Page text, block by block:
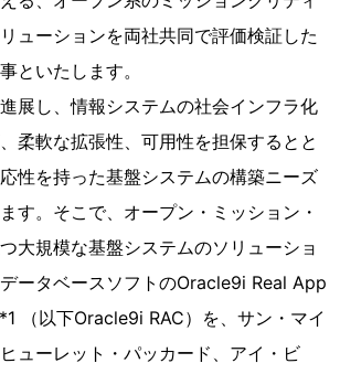
ューションを両社共同で評価検証した
といたします。
展し、情報システムの社会インフラ化
柔軟な拡張性、可用性を担保するとと
性を持った基盤システムの構築ニーズ
す。そこで、オープン・ミッション・
大規模な基盤システムのソリューショ
ータベースソフトのOracle9i Real App
（以下Oracle9i RAC）を、サン・マイ
ューレット・パッカード、アイ・ビ